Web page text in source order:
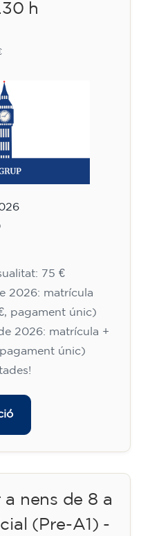
h
75 €
2026: matrícula
pagament únic)
2026: matrícula +
únic)
nens de 8 a
(Pre-A1) -